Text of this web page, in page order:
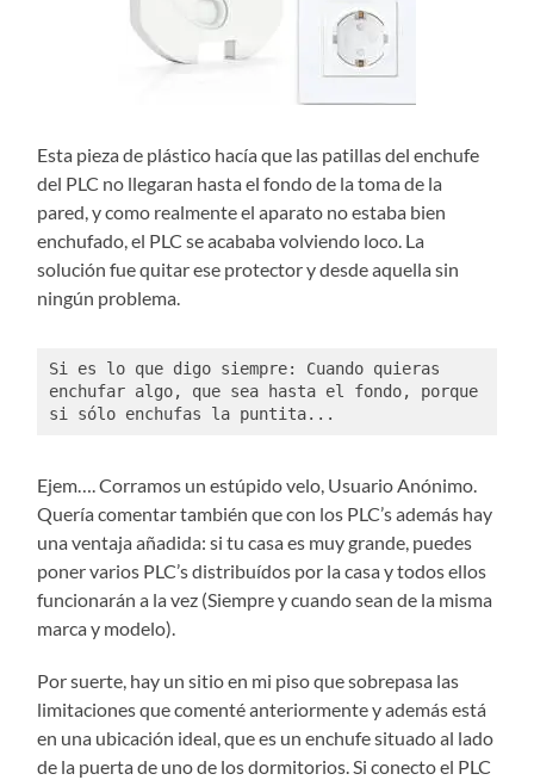
Esta pieza de plástico hacía que las patillas del enchufe
del PLC no llegaran hasta el fondo de la toma de la
pared, y como realmente el aparato no estaba bien
enchufado, el PLC se acababa volviendo loco. La
solución fue quitar ese protector y desde aquella sin
ningún problema.
Si es lo que digo siempre: Cuando quieras
enchufar algo, que sea hasta el fondo, porque
si sólo enchufas la puntita...
Ejem…. Corramos un estúpido velo, Usuario Anónimo.
Quería comentar también que con los PLC’s además hay
una ventaja añadida: si tu casa es muy grande, puedes
poner varios PLC’s distribuídos por la casa y todos ellos
funcionarán a la vez (Siempre y cuando sean de la misma
marca y modelo).
Por suerte, hay un sitio en mi piso que sobrepasa las
limitaciones que comenté anteriormente y además está
en una ubicación ideal, que es un enchufe situado al lado
de la puerta de uno de los dormitorios. Si conecto el PLC